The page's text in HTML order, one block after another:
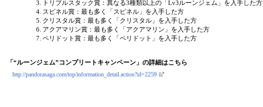
トリプルスタック賞：異なる3種類以上の「Lv3ルーンジェム」を入手した方
スピネル賞：最も多く「スピネル」を入手した方
クリスタル賞：最も多く「クリスタル」を入手した方
アクアマリン賞：最も多く「アクアマリン」を入手した方
ペリドット賞：最も多く「ペリドット」を入手した方
「“ルーンジェム”コンプリートキャンペーン」の詳細はこちら
http://pandorasaga.com/top/information_detail.action?id=2259